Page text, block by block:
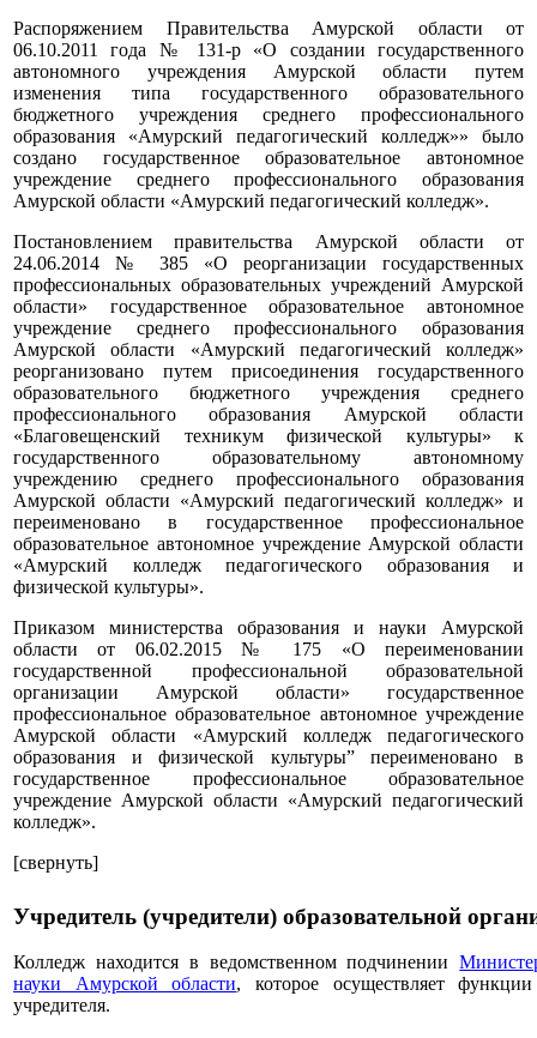
Распоряжением Правительства Амурской области от
06.10.2011 года № 131-р «О создании государственного
автономного учреждения Амурской области путем
изменения типа государственного образовательного
бюджетного учреждения среднего профессионального
образования «Амурский педагогический колледж»» было
создано государственное образовательное автономное
учреждение среднего профессионального образования
Амурской области «Амурский педагогический колледж».
Постановлением правительства Амурской области от
24.06.2014 № 385 «О реорганизации государственных
профессиональных образовательных учреждений Амурской
области» государственное образовательное автономное
учреждение среднего профессионального образования
Амурской области «Амурский педагогический колледж»
реорганизовано путем присоединения государственного
образовательного бюджетного учреждения среднего
профессионального образования Амурской области
«Благовещенский техникум физической культуры» к
государственного образовательному автономному
учреждению среднего профессионального образования
Амурской области «Амурский педагогический колледж» и
переименовано в государственное профессиональное
образовательное автономное учреждение Амурской области
«Амурский колледж педагогического образования и
физической культуры».
Приказом министерства образования и науки Амурской
области от 06.02.2015 № 175 «О переименовании
государственной профессиональной образовательной
организации Амурской области» государственное
профессиональное образовательное автономное учреждение
Амурской области «Амурский колледж педагогического
образования и физической культуры” переименовано в
государственное профессиональное образовательное
учреждение Амурской области «Амурский педагогический
колледж».
[свернуть]
Учредитель (учредители) образовательной
Колледж находится в ведомственном подчинении
науки Амурской области, которое осуществляет
учредителя.